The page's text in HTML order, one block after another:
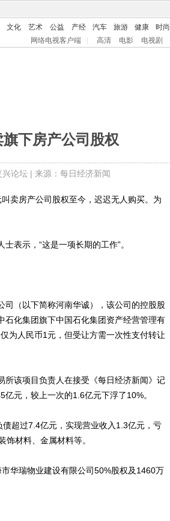
文化 艺术 公益 产经 汽车 旅游 健康 时尚
网络电视客户端 高清 电影 电视剧
下房产公司股权
兴论坛| 来源：每日经济新闻
房产公司股权至今，迟迟无人购买。为
示，“这是一项长期的工作”。
（以下简称河南华诚），该公司的控股股
石化集团旗下中国石化集团资产经营管理有
为人民币1元，但受让方需一次性支付转让
该项目负责人在接受《每日经济新闻》记
元，较上一次的1.6亿元下浮了10%。
超过7.4亿元，实现营业收入1.3亿元，亏
材料、金属材料等。
华瑞物业建设有限公司50%股权及1460万